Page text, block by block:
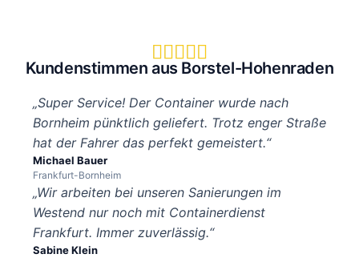
    
Kundenstimmen aus Borstel-Hohenraden
„Super Service! Der Container wurde nach
Bornheim pünktlich geliefert. Trotz enger Straße
hat der Fahrer das perfekt gemeistert.“
Michael Bauer
Frankfurt-Bornheim
„Wir arbeiten bei unseren Sanierungen im
Westend nur noch mit Containerdienst
Frankfurt. Immer zuverlässig.“
Sabine Klein